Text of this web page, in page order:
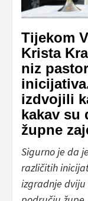
Tijekom
Krista
niz
izdvojili
kakav su
župne
Sigurno je da
različitih
izgradnje